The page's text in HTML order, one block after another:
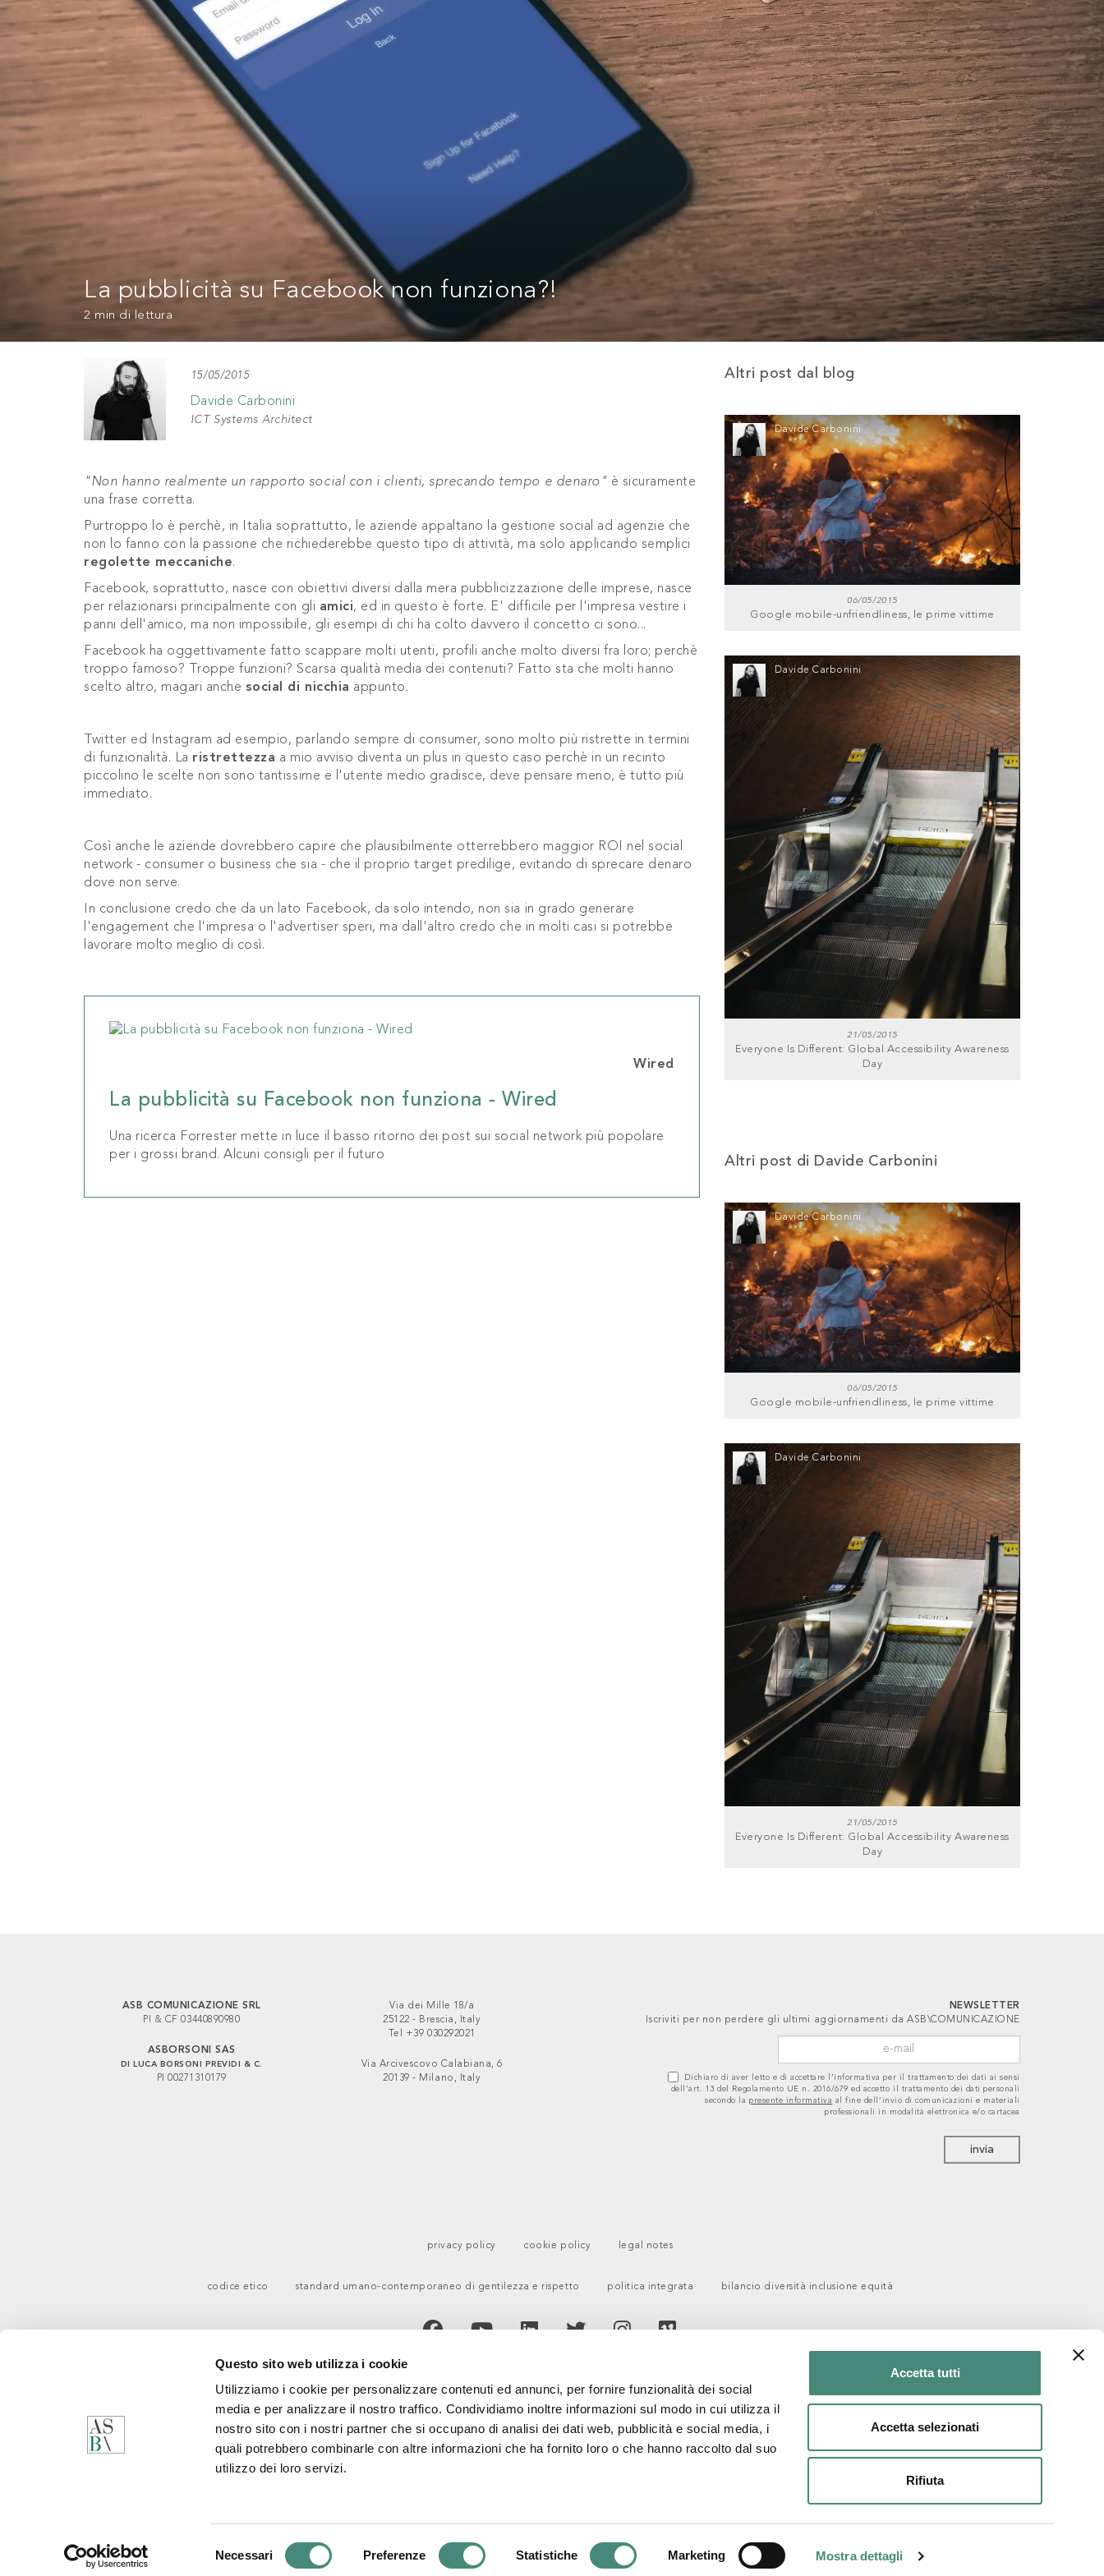
Questo sito web utilizza i cookie
Utilizziamo i cookie per personalizzare contenuti ed annunci, per fornire funzionalità dei social
media e per analizzare il nostro traffico. Condividiamo inoltre informazioni sul modo in cui utilizza il
nostro sito con i nostri partner che si occupano di analisi dei dati web, pubblicità e social media, i
quali potrebbero combinarle con altre informazioni che ha fornito loro o che hanno raccolto dal suo
utilizzo dei loro servizi.
Necessari Preferenze Statistiche Marketing Mostra dettagli
Accetta tutti
Accetta selezionati
Rifiuta
La pubblicità su Facebook non funziona?!
2 min di lettura
15/05/2015
Davide Carbonini
ICT Systems Architect
"Non hanno realmente un rapporto social con i clienti, sprecando tempo e denaro" è sicuramente
una frase corretta.
Purtroppo lo è perchè, in Italia soprattutto, le aziende appaltano la gestione social ad agenzie che
non lo fanno con la passione che richiederebbe questo tipo di attività, ma solo applicando semplici
regolette meccaniche.
Facebook, soprattutto, nasce con obiettivi diversi dalla mera pubblicizzazione delle imprese, nasce
per relazionarsi principalmente con gli amici, ed in questo è forte. E' difficile per l'impresa vestire i
panni dell'amico, ma non impossibile, gli esempi di chi ha colto davvero il concetto ci sono...
Facebook ha oggettivamente fatto scappare molti utenti, profili anche molto diversi fra loro; perchè
troppo famoso? Troppe funzioni? Scarsa qualità media dei contenuti? Fatto sta che molti hanno
scelto altro, magari anche social di nicchia appunto.
Twitter ed Instagram ad esempio, parlando sempre di consumer, sono molto più ristrette in termini
di funzionalità. La ristrettezza a mio avviso diventa un plus in questo caso perchè in un recinto
piccolino le scelte non sono tantissime e l'utente medio gradisce, deve pensare meno, è tutto più
immediato.
Così anche le aziende dovrebbero capire che plausibilmente otterrebbero maggior ROI nel social
network - consumer o business che sia - che il proprio target predilige, evitando di sprecare denaro
dove non serve.
In conclusione credo che da un lato Facebook, da solo intendo, non sia in grado generare
l'engagement che l'impresa o l'advertiser speri, ma dall'altro credo che in molti casi si potrebbe
lavorare molto meglio di così.
Wired
La pubblicità su Facebook non funziona - Wired
Una ricerca Forrester mette in luce il basso ritorno dei post sui social network più popolare
per i grossi brand. Alcuni consigli per il futuro
Altri post dal blog
06/05/2015
Google mobile-unfriendliness, le prime vittime
Davide Carbonini
21/05/2015
Everyone Is Different: Global Accessibility Awareness
Day
Davide Carbonini
Altri post di Davide Carbonini
06/05/2015
Google mobile-unfriendliness, le prime vittime
Davide Carbonini
21/05/2015
Everyone Is Different: Global Accessibility Awareness
Day
Davide Carbonini
ASB COMUNICAZIONE SRL
PI & CF 03440890980
ASBORSONI SAS
DI LUCA BORSONI PREVIDI & C.
PI 00271310179
Via dei Mille 18/a
25122 - Brescia, Italy
Tel +39 030292021
Via Arcivescovo Calabiana, 6
20139 - Milano, Italy
NEWSLETTER
Iscriviti per non perdere gli ultimi aggiornamenti da ASB\COMUNICAZIONE
Dichiaro di aver letto e di accettare l’informativa per il trattamento dei dati ai sensi
dell’art. 13 del Regolamento UE n. 2016/679 ed accetto il trattamento dei dati personali
secondo lapresente informativa al fine dell’invio di comunicazioni e materiali
professionali in modalità elettronica e/o cartacea
invia
privacy policy cookie policy legal notes
codice etico standard umano-contemporaneo di gentilezza e rispetto politica integrata bilancio diversità inclusione equità